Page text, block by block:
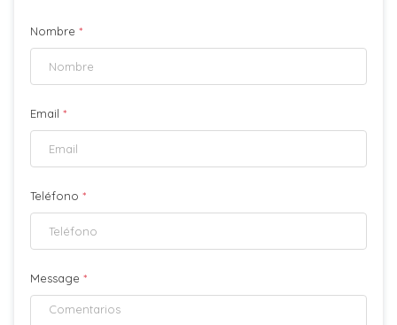
Nombre *
Email *
Teléfono *
Message *